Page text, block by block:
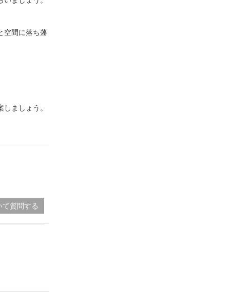
空間に落ち藩
ましょう。
質問する